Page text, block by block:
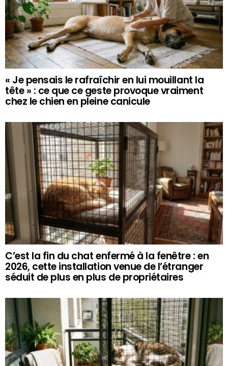
« Je pensais le rafraîchir en lui mouillant la
tête » : ce que ce geste provoque vraiment
chez le chien en pleine canicule
C’est la fin du chat enfermé à la fenêtre : en
2026, cette installation venue de l’étranger
séduit de plus en plus de propriétaires